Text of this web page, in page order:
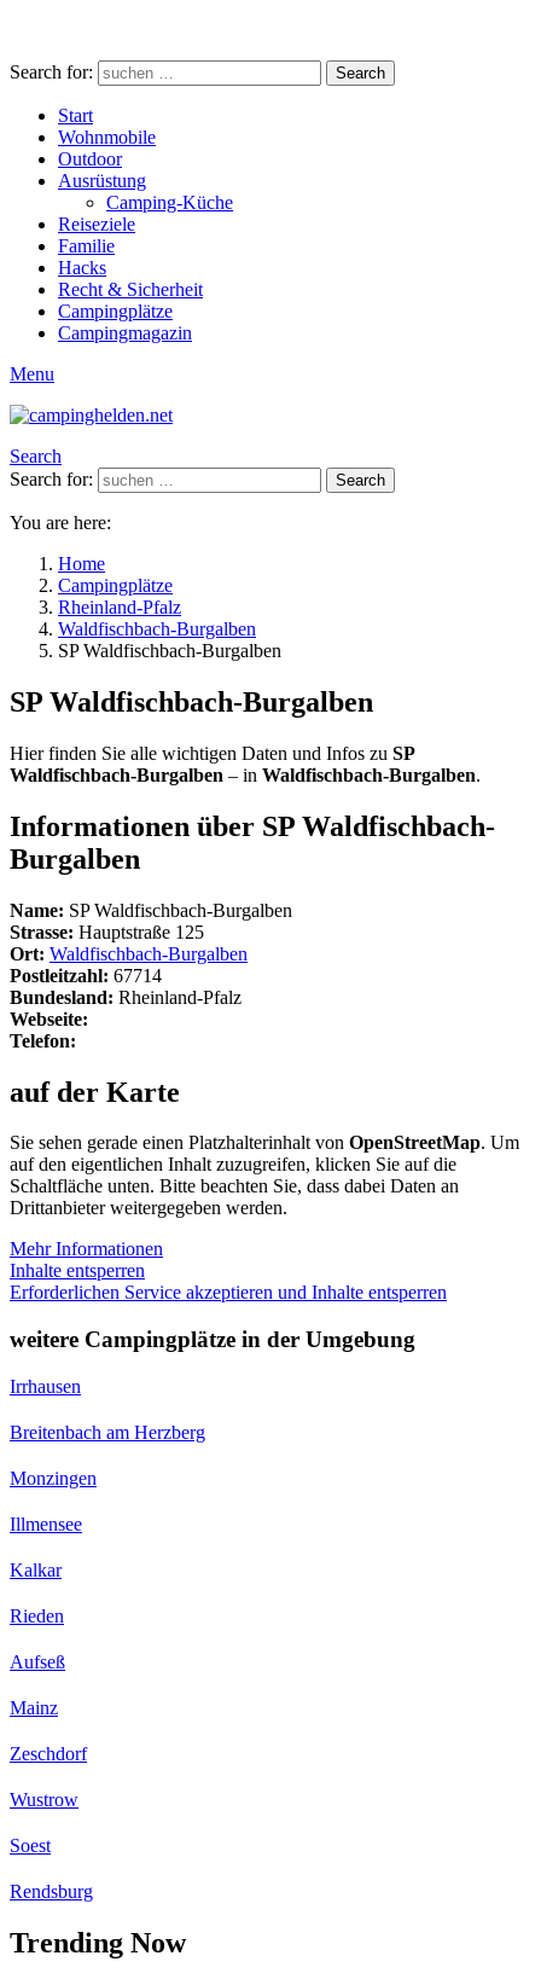
Search for: Search
Start
Wohnmobile
Outdoor
Ausrüstung
Camping-Küche
Reiseziele
Familie
Hacks
Recht & Sicherheit
Campingplätze
Campingmagazin
Menu
Search
Search for:
Search
You are here:
Home
Campingplätze
Rheinland-Pfalz
Waldfischbach-Burgalben
SP Waldfischbach-Burgalben
SP Waldfischbach-Burgalben
Hier finden Sie alle wichtigen Daten und Infos zu SP
Waldfischbach-Burgalben – in Waldfischbach-Burgalben.
Informationen über SP Waldfischbach-
Burgalben
Name: SP Waldfischbach-Burgalben
Strasse: Hauptstraße 125
Ort: Waldfischbach-Burgalben
Postleitzahl: 67714
Bundesland: Rheinland-Pfalz
Webseite:
Telefon:
auf der Karte
Sie sehen gerade einen Platzhalterinhalt von OpenStreetMap. Um
auf den eigentlichen Inhalt zuzugreifen, klicken Sie auf die
Schaltfläche unten. Bitte beachten Sie, dass dabei Daten an
Drittanbieter weitergegeben werden.
Mehr Informationen
Inhalte entsperren
Erforderlichen Service akzeptieren und Inhalte entsperren
weitere Campingplätze in der Umgebung
Irrhausen
Breitenbach am Herzberg
Monzingen
Illmensee
Kalkar
Rieden
Aufseß
Mainz
Zeschdorf
Wustrow
Soest
Rendsburg
Trending Now